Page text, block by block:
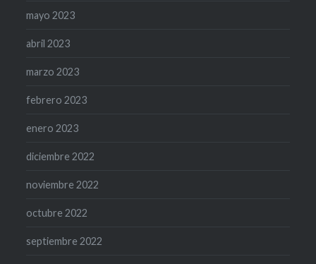
mayo 2023
abril 2023
marzo 2023
febrero 2023
enero 2023
diciembre 2022
noviembre 2022
octubre 2022
septiembre 2022